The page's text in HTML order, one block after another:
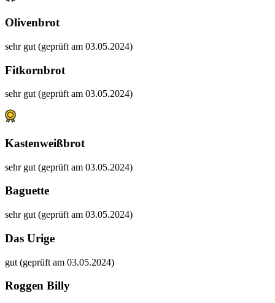
Olivenbrot
sehr gut (geprüft am 03.05.2024)
Fitkornbrot
sehr gut (geprüft am 03.05.2024)
Kastenweißbrot
sehr gut (geprüft am 03.05.2024)
Baguette
sehr gut (geprüft am 03.05.2024)
Das Urige
gut (geprüft am 03.05.2024)
Roggen Billy